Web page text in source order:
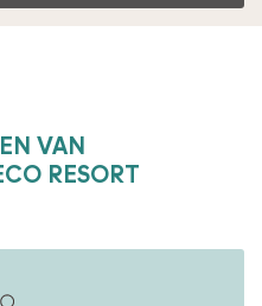
VAN
RESORT